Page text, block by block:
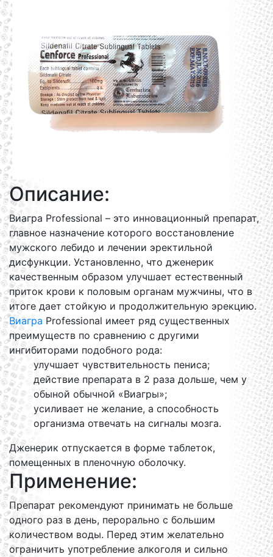
Описание:
Виагра Professional – это инновационный препарат,
главное назначение которого восстановление
мужского лебидо и лечении эректильной
дисфункции. Установленно, что дженерик
качественным образом улучшает естественный
приток крови к половым органам мужчины, что в
итоге дает стойкую и продолжительную эрекцию.
Виагра Professional имеет ряд существенных
преимуществ по сравнению с другими
ингибиторами подобного рода:
улучшает чувствительность пениса;
действие препарата в 2 раза дольше, чем у
обыной обычной «Виагры»;
усиливает не желание, а способность
организма отвечать на сигналы мозга.
Дженерик отпускается в форме таблеток,
помещенных в пленочную оболочку.
Применение:
Препарат рекомендуют принимать не больше
одного раз в день, перорально с большим
количеством воды. Перед этим желательно
ограничить употребление алкоголя и сильно